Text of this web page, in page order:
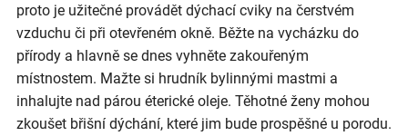
proto je užitečné provádět dýchací cviky na čerstvém
vzduchu či při otevřeném okně. Běžte na vycházku do
přírody a hlavně se dnes vyhněte zakouřeným
místnostem. Mažte si hrudník bylinnými mastmi a
inhalujte nad párou éterické oleje. Těhotné ženy mohou
zkoušet břišní dýchání, které jim bude prospěšné u porodu.